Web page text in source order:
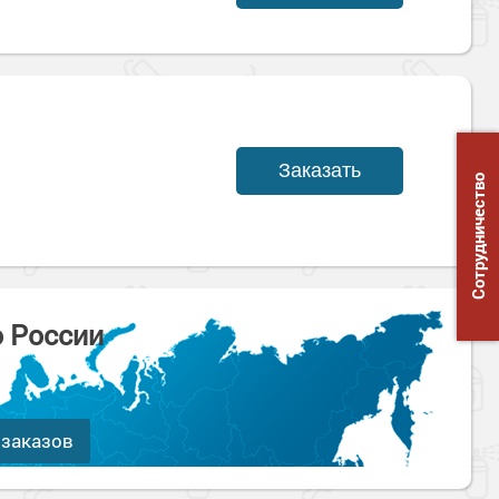
Заказать
России
Сотрудничество